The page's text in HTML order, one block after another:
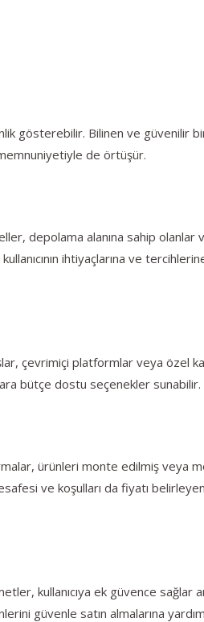
gösterebilir. Bilinen ve güvenilir
de örtüşür.
depolama alanına sahip olanlar
ihtiyaçlarına ve
çevrimiçi platformlar veya özel
bütçe dostu seçenekler sunabilir.
ürünleri monte edilmiş veya
ve koşulları da fiyatı
kullanıcıya ek güvence sağlar
güvenle satın almalarına